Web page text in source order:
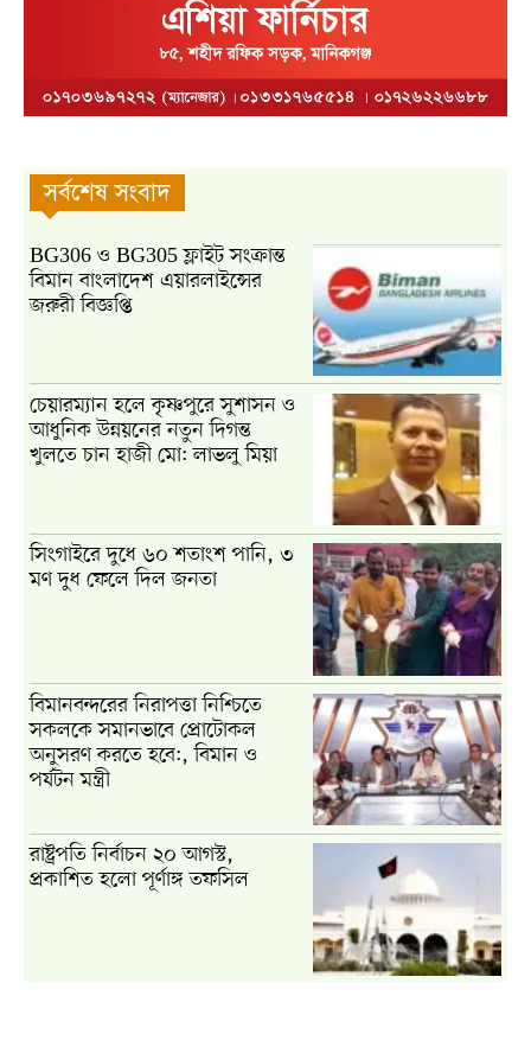
সর্বশেষ সংবাদ
BG306 ও BG305 ফ্লাইট সংক্রান্ত
বিমান বাংলাদেশ এয়ারলাইন্সের
জরুরী বিজ্ঞপ্তি
চেয়ারম্যান হলে কৃষ্ণপুরে সুশাসন ও
আধুনিক উন্নয়নের নতুন দিগন্ত
খুলতে চান হাজী মো: লাভলু মিয়া
সিংগাইরে দুধে ৬০ শতাংশ পানি, ৩
মণ দুধ ফেলে দিল জনতা
বিমানবন্দরের নিরাপত্তা নিশ্চিতে
সকলকে সমানভাবে প্রোটোকল
অনুসরণ করতে হবে:, বিমান ও
পর্যটন মন্ত্রী
রাষ্ট্রপতি নির্বাচন ২০ আগস্ট,
প্রকাশিত হলো পূর্ণাঙ্গ তফসিল